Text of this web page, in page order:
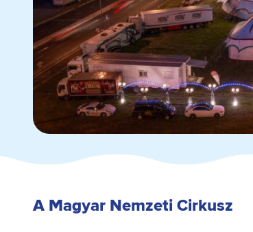
A Magyar Nemzeti Cirkusz